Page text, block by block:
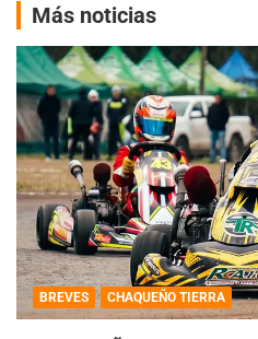
Más noticias
BREVES CHAQUEÑO TIERRA